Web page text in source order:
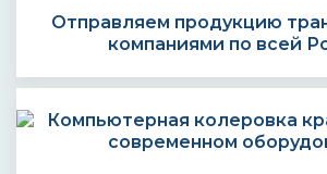
Отправляем продукцию
компаниями по всей